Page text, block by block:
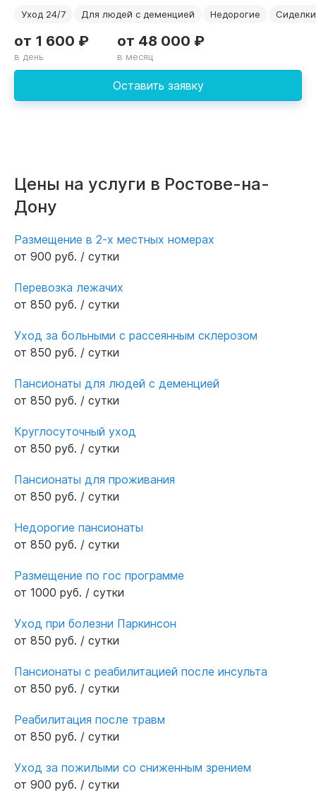
Уход 24/7 Для людей с деменцией Недорогие Сиделки
Оставить заявку
от 1 600 ₽
в день
от 48 000 ₽
в месяц
Цены на услуги в Ростове-на-
Дону
Размещение в 2-х местных номерах
от 900 руб. / сутки
Перевозка лежачих
от 850 руб. / сутки
Уход за больными с рассеянным склерозом
от 850 руб. / сутки
Пансионаты для людей с деменцией
от 850 руб. / сутки
Круглосуточный уход
от 850 руб. / сутки
Пансионаты для проживания
от 850 руб. / сутки
Недорогие пансионаты
от 850 руб. / сутки
Размещение по гос программе
от 1000 руб. / сутки
Уход при болезни Паркинсон
от 850 руб. / сутки
Пансионаты с реабилитацией после инсульта
от 850 руб. / сутки
Реабилитация после травм
от 850 руб. / сутки
Уход за пожилыми со сниженным зрением
от 900 руб. / сутки